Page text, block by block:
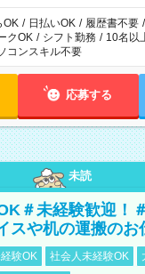
OK / 日払いOK / 履歴書不要 /
クOK / シフト勤務 / 10名以
コンスキル不要
応募する
未読
＃未経験歓迎！
スや机の運搬のお
験OK 社会人未経験OK